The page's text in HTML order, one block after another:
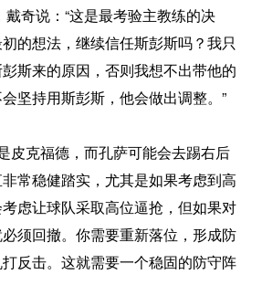
奇说：“这是最考验主教练的决
的想法，继续信任斯彭斯吗？我只
斯来的原因，否则我想不出带他的
坚持用斯彭斯，他会做出调整。”
皮克福德，而孔萨可能会去踢右后
常稳健踏实，尤其是如果考虑到高
虑让球队采取高位逼抢，但如果对
须回撤。你需要重新落位，形成防
反击。这就需要一个稳固的防守阵